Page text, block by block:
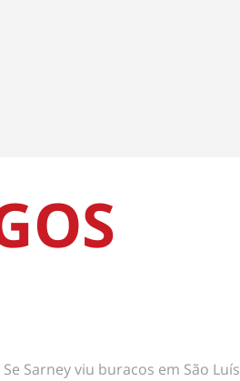
Sarney viu buracos em São Luís